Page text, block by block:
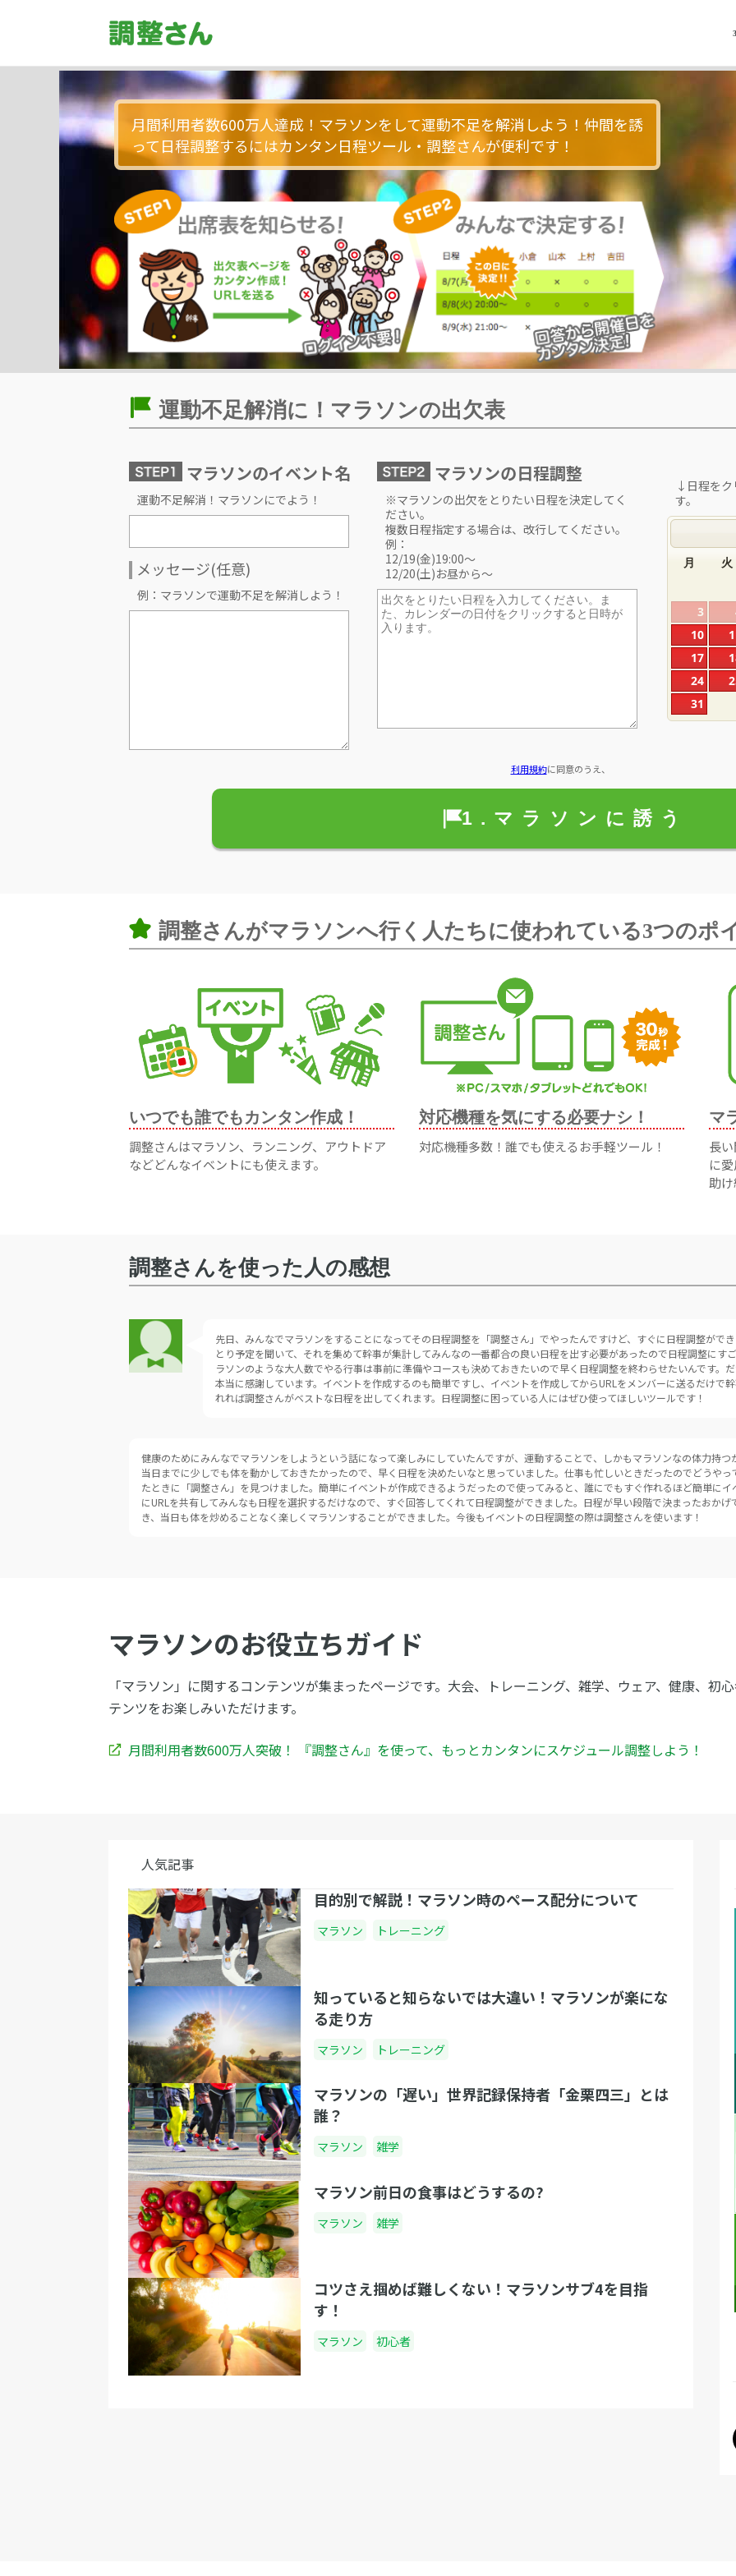
月間利用者数600万人達成！マラソンをして運動不足を解消しよう！仲間を誘
って日程調整するにはカンタン日程ツール・調整さんが便利です！
運動不足解消に！マラソンの出欠表
マラソンのイベント名
運動不足解消！マラソンにでよう！
メッセージ(任意)
例：マラソンで運動不足を解消しよう！
マラソンの日程調整
※マラソンの出欠をとりたい日程を決定してく
ださい。
複数日程指定する場合は、改行してください。
例：
12/19(金)19:00〜
12/20(土)お昼から〜
↓日程をク
す。
月 火
3
10
17
24
31
利用規約に同意のうえ、
調整さんがマラソンへ行く人たちに使われている3つのポ
いつでも誰でもカンタン作成！
調整さんはマラソン、ランニング、アウトドア
などどんなイベントにも使えます。
対応機種を気にする必要ナシ！
対応機種多数！誰でも使えるお手軽ツール！
マ
長
に
助
調整さんを使った人の感想
先日、みんなでマラソンをすることになってその日程調整を「調整さん」でやったんですけど、すぐに日程調整がで
とり予定を聞いて、それを集めて幹事が集計してみんなの一番都合の良い日程を出す必要があったので日程調整にす
ラソンのような大人数でやる行事は事前に準備やコースも決めておきたいので早く日程調整を終わらせたいんです。
本当に感謝しています。イベントを作成するのも簡単ですし、イベントを作成してからURLをメンバーに送るだけで
れれば調整さんがベストな日程を出してくれます。日程調整に困っている人にはぜひ使ってほしいツールです！
健康のためにみんなでマラソンをしようという話になって楽しみにしていたんですが、運動することで、しかもマラソンなの体力持
当日までに少しでも体を動かしておきたかったので、早く日程を決めたいなと思っていました。仕事も忙しいときだったのでどうや
たときに「調整さん」を見つけました。簡単にイベントが作成できるようだったので使ってみると、誰にでもすぐ作れるほど簡単に
にURLを共有してみんなも日程を選択するだけなので、すぐ回答してくれて日程調整ができました。日程が早い段階で決まったおか
き、当日も体を炒めることなく楽しくマラソンすることができました。今後もイベントの日程調整の際は調整さんを使います！
マラソンのお役立ちガイド
「マラソン」に関するコンテンツが集まったページです。大会、トレーニング、雑学、ウェア、健康、初
テンツをお楽しみいただけます。
月間利用者数600万人突破！ 『調整さん』を使って、もっとカンタンにスケジュール調整しよう！
人気記事
目的別で解説！マラソン時のペース配分について
マラソン トレーニング
知っていると知らないでは大違い！マラソンが楽にな
る走り方
マラソン トレーニング
マラソンの「遅い」世界記録保持者「金栗四三」とは
誰？
マラソン 雑学
マラソン前日の食事はどうするの?
マラソン 雑学
コツさえ掴めば難しくない！マラソンサブ4を目指
す！
マラソン 初心者